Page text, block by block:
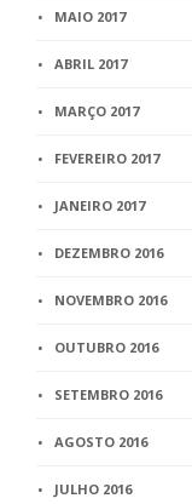
MAIO 2017
ABRIL 2017
MARÇO 2017
FEVEREIRO 2017
JANEIRO 2017
DEZEMBRO 2016
NOVEMBRO 2016
OUTUBRO 2016
SETEMBRO 2016
AGOSTO 2016
JULHO 2016